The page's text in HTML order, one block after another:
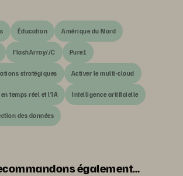
Éducation Amérique du Nord
FlashArray//C Pure1
stratégiques Activer le multi-cloud
temps réel et l’IA Intelligence artificielle
des données
également…